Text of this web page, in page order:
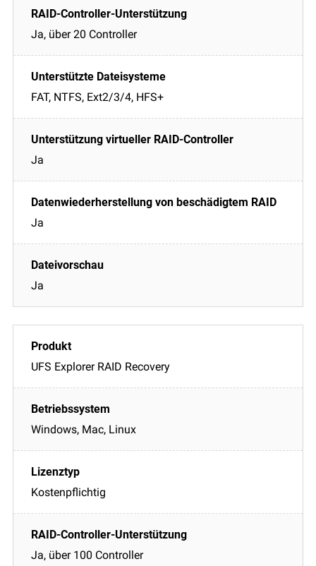
Ja, über 20 Controller
FAT, NTFS, Ext2/3/4, HFS+
Ja
Ja
Ja
UFS Explorer RAID Recovery
Windows, Mac, Linux
Kostenpflichtig
Ja, über 100 Controller